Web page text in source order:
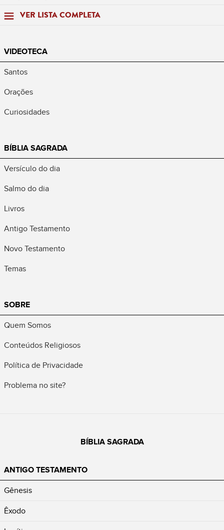
VER LISTA COMPLETA
VIDEOTECA
Santos
Orações
Curiosidades
BÍBLIA SAGRADA
Versículo do dia
Salmo do dia
Livros
Antigo Testamento
Novo Testamento
Temas
SOBRE
Quem Somos
Conteúdos Religiosos
Política de Privacidade
Problema no site?
BÍBLIA SAGRADA
ANTIGO TESTAMENTO
Gênesis
Êxodo